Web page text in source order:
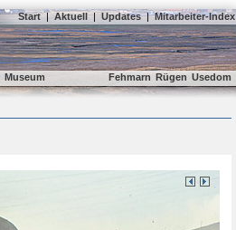
Start | Aktuell | Updates | Mitarbeiter-Index
Museum Fehmarn Rügen Usedom